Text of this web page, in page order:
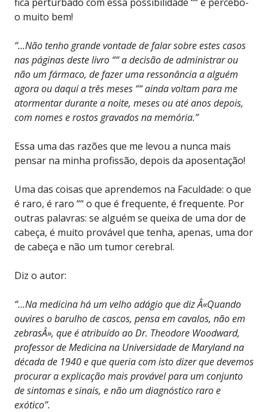
o muito bem!
“…Não tenho grande vontade de falar sobre estes casos
nas páginas deste livro ““ a decisão de administrar ou
não um fármaco, de fazer uma ressonância a alguém
agora ou daqui a três meses ““ ainda voltam para me
atormentar durante a noite, meses ou até anos depois,
com nomes e rostos gravados na memória.”
Essa uma das razões que me levou a nunca mais
pensar na minha profissão, depois da aposentação!
Uma das coisas que aprendemos na Faculdade: o que
é raro, é raro ““ o que é frequente, é frequente. Por
outras palavras: se alguém se queixa de uma dor de
cabeça, é muito provável que tenha, apenas, uma dor
de cabeça e não um tumor cerebral.
Diz o autor:
“…Na medicina há um velho adágio que diz Â«Quando
ouvires o barulho de cascos, pensa em cavalos, não em
zebrasÂ», que é atribuído ao Dr. Theodore Woodward,
professor de Medicina na Universidade de Maryland na
década de 1940 e que queria com isto dizer que devemos
procurar a explicação mais provável para um conjunto
de sintomas e sinais, e não um diagnóstico raro e
exótico”.